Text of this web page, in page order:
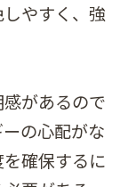
やすく、強
があるので
の心配がな
確保するに